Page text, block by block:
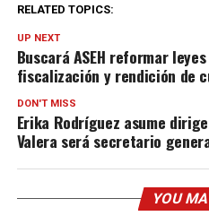
RELATED TOPICS:
UP NEXT
Buscará ASEH reformar
fiscalización y rendición de
DON'T MISS
Erika Rodríguez asume
Valera será secretario
YOU